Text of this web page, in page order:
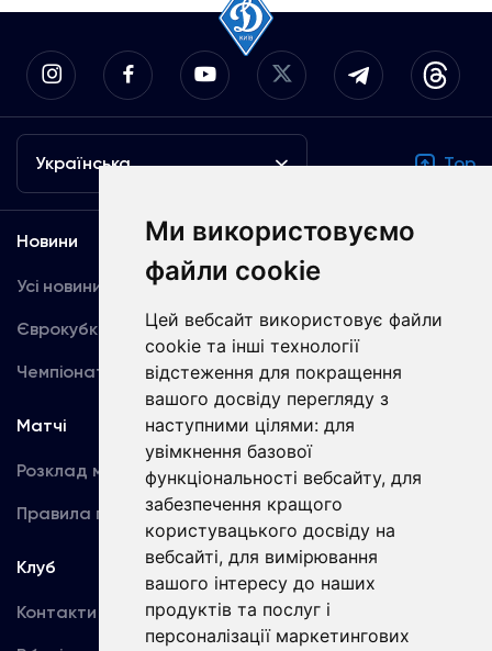
Ми використовуємо
файли cookie
Цей вебсайт використовує файли
cookie та інші технології
відстеження для покращення
вашого досвіду перегляду з
наступними цілями: для
увімкнення базової
функціональності вебсайту, для
забезпечення кращого
користувацького досвіду на
вебсайті, для вимірювання
вашого інтересу до наших
продуктів та послуг і
персоналізації маркетингових
Українська Top
Новини
Усі новини
Єврокубки
Чемпіонат України
Медіа
Динамо TV
Фотогалерея
Акредитація
Матчі
Розклад матчів
Правила поведінки
Команда
Перша команда
U19
Клуб
Контакти